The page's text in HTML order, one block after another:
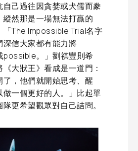
自己過往因貪婪或犬儒而豢
然那是一場無法打贏的
「The Impossible Trial名字
深信大家都有能力將
possible。」劉祺豐則希
大狀王》看成是一道門：
了，他們就開始思考、醒
做一個更好的人。」比起單
更希望觀眾對自己詰問。